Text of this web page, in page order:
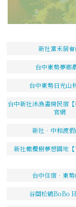
新社富禾居
台中東勢夢鄉
台中東勢日光山
台中新社沐漁書房民宿【
官網
新社‧中和渡假
新社橄欖樹夢想園地【
台中住宿．東
谷關松鶴BoBo